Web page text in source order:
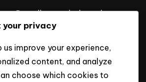
your privacy
us improve your experience,
content, and analyze
choose which cookies to